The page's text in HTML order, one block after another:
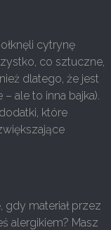
cytrynę
co sztuczne,
dlatego, że jest
ale to inna bajka).
które
materiał przez
alergikiem? Masz